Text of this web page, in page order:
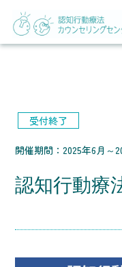
受付終了
開催期間：2025年6月～
認知行動療